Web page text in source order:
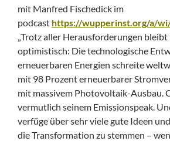
mit Manfred Fischedick im
podcast https://wupperinst.org/a/
„Trotz aller Herausforderungen
optimistisch: Die technologische
erneuerbaren Energien schreite
mit 98 Prozent erneuerbarer
mit massivem Photovoltaik-Ausbau.
vermutlich seinem Emissionspeak.
verfüge über sehr viele gute Ideen
die Transformation zu stemmen –